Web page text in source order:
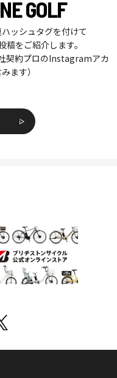
GOLF
ッシュタグを付けて
をご紹介します。
契約プロのInstagramアカ
ます）